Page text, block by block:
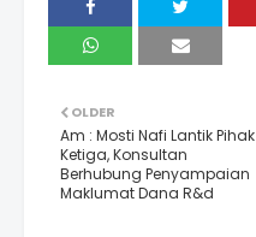
OLDER
Am : Mosti Nafi Lantik Pihak
Ketiga, Konsultan
Berhubung Penyampaian
Maklumat Dana R&d